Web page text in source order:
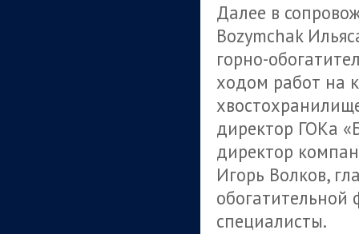
Далее в
Bozymchak
горно-
ходом работ на
директор ГОКа
директор
Игорь Волков,
обогатительной
специалисты.